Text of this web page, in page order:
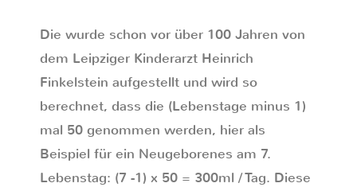
Die wurde schon vor über 100 Jahren von
dem Leipziger Kinderarzt Heinrich
Finkelstein aufgestellt und wird so
berechnet, dass die (Lebenstage minus 1)
mal 50 genommen werden, hier als
Beispiel für ein Neugeborenes am 7.
Lebenstag: (7 -1) x 50 = 300ml / Tag. Diese